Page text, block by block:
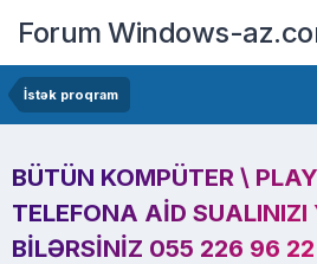
Forum Windows-
İstək proqram
BÜTÜN KOMPÜTER \
TELEFONA AID
BILƏRSINIZ 055 226 96 22